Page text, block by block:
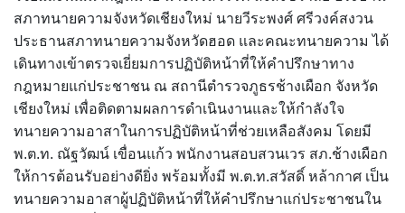
สภาทนายความจังหวัดเชียงใหม่ นายวีระพงศ์ ศรีวงค์สงวน
ประธานสภาทนายความจังหวัดฮอด และคณะทนายความ ได้
เดินทางเข้าตรวจเยี่ยมการปฏิบัติหน้าที่ให้คำปรึกษาทาง
กฎหมายแก่ประชาชน ณ สถานีตำรวจภูธรช้างเผือก จังหวัด
เชียงใหม่ เพื่อติดตามผลการดำเนินงานและให้กำลังใจ
ทนายความอาสาในการปฏิบัติหน้าที่ช่วยเหลือสังคม โดยมี
พ.ต.ท. ณัฐวัฒน์ เขื่อนแก้ว พนักงานสอบสวนเวร สภ.ช้างเผือก
ให้การต้อนรับอย่างดียิ่ง พร้อมทั้งมี พ.ต.ท.สวัสดิ์ หล้ากาศ เป็น
ทนายความอาสาผู้ปฏิบัติหน้าที่ให้คำปรึกษาแก่ประชาชนใน